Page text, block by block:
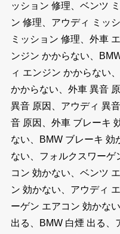
ッション 修理、ベンツ
ン 修理、アウディ ミッ
ミッション 修理、外車
ンジン かからない、
ィ エンジン かからない
かからない、外車 異音
異音 原因、アウディ 異
音 原因、外車 ブレーキ
ない、BMW ブレーキ 効
ない、フォルクスワーゲ
コン 効かない、ベンツ
ン 効かない、アウディ
ーゲン エアコン 効かな
出る、BMW 白煙 出る、